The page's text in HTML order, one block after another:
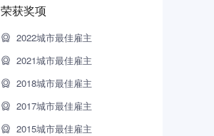
荣获奖项
2022城市最佳雇主
2021城市最佳雇主
2018城市最佳雇主
2017城市最佳雇主
2015城市最佳雇主